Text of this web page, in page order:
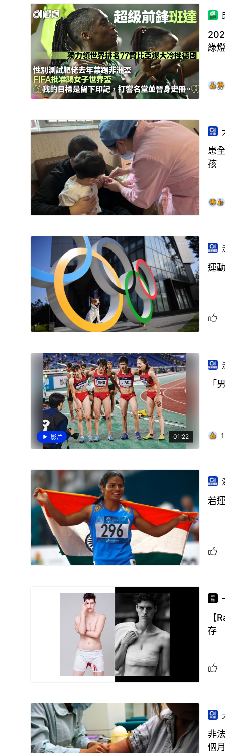
綠
患
孩
運
影片 01:22
「
1
若
【
存
非
個